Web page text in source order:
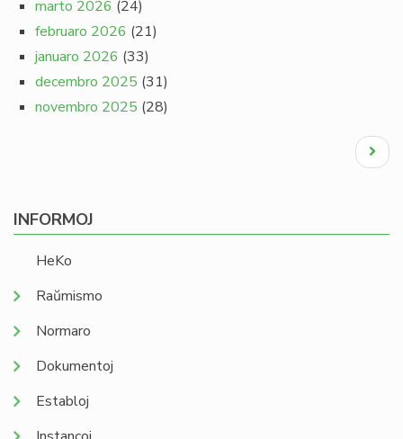
marto 2026 (24)
februaro 2026 (21)
januaro 2026 (33)
decembro 2025 (31)
novembro 2025 (28)
Next
page
INFORMOJ
HeKo
Raŭmismo
Normaro
Dokumentoj
Establoj